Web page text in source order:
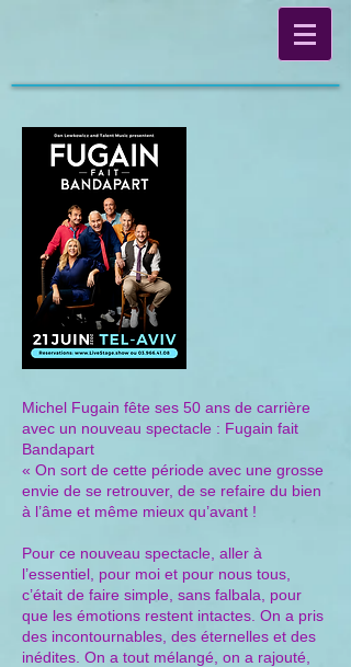
Michel Fugain fête ses 50 ans de carrière
avec un nouveau spectacle : Fugain fait
Bandapart
« On sort de cette période avec une grosse
envie de se retrouver, de se refaire du bien
à l’âme et même mieux qu’avant !
Pour ce nouveau spectacle, aller à
l’essentiel, pour moi et pour nous tous,
c’était de faire simple, sans falbala, pour
que les émotions restent intactes. On a pris
des incontournables, des éternelles et des
inédites. On a tout mélangé, on a rajouté,